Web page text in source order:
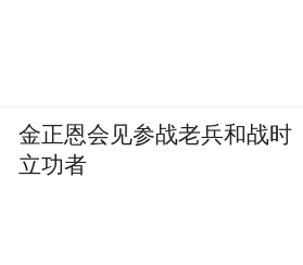
金正恩会见参战老兵和战时
立功者